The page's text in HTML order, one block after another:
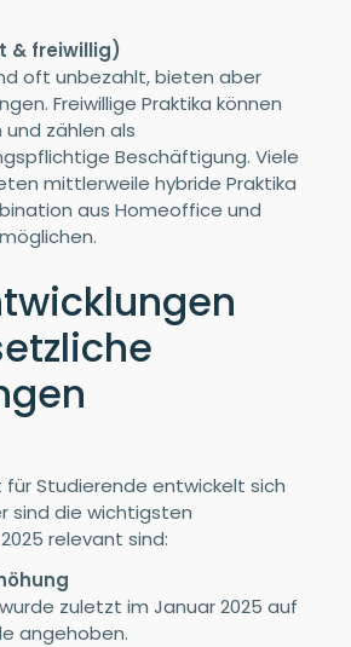
& freiwillig)
oft unbezahlt, bieten aber
Freiwillige Praktika können
zählen als
Beschäftigung. Viele
mittlerweile hybride Praktika
aus Homeoffice und
für Studierende entwickelt sich
sind die wichtigsten
relevant sind:
zuletzt im Januar 2025 auf
angehoben.